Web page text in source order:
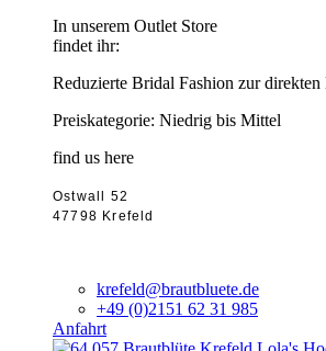
In unserem Outlet Store
findet ihr:
Reduzierte Bridal Fashion zur direkten
Preiskategorie: Niedrig bis Mittel
find us here
Ostwall 52
47798 Krefeld
krefeld@brautbluete.de
+49 (0)2151 62 31 985
Anfahrt